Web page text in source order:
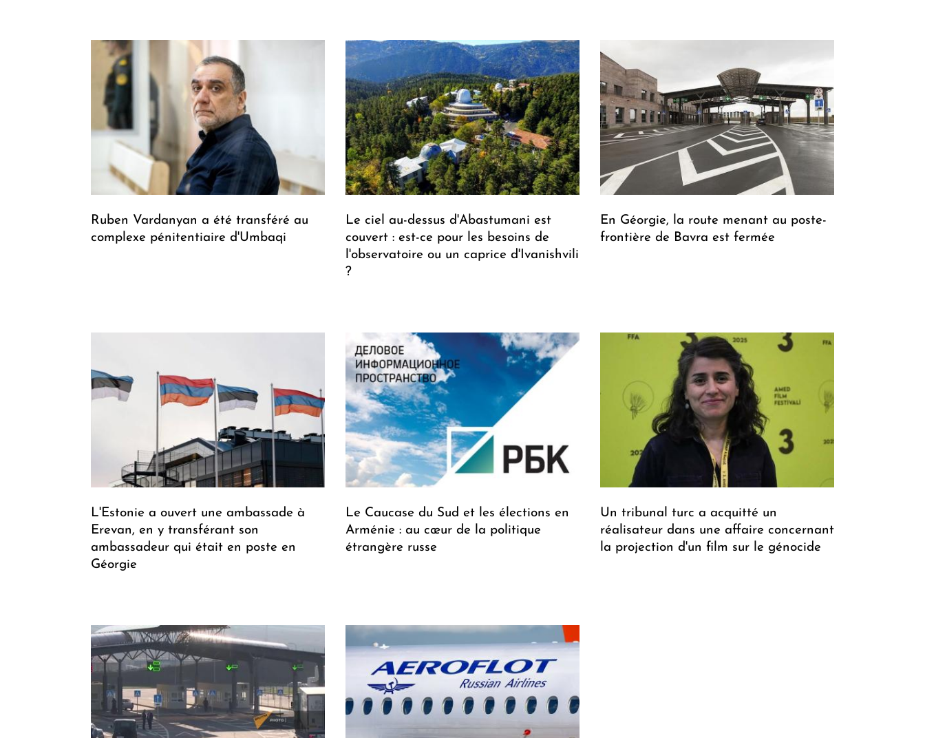
Ruben Vardanyan a été transféré au
complexe pénitentiaire d'Umbaqi
Le ciel au-dessus d'Abastumani est
couvert : est-ce pour les besoins de
l'observatoire ou un caprice d'Ivanishvili
?
En Géorgie, la route menant au poste-
frontière de Bavra est fermée
L'Estonie a ouvert une ambassade à
Erevan, en y transférant son
ambassadeur qui était en poste en
Géorgie
Le Caucase du Sud et les élections en
Arménie : au cœur de la politique
étrangère russe
Un tribunal turc a acquitté un
réalisateur dans une affaire concernant
la projection d'un film sur le génocide